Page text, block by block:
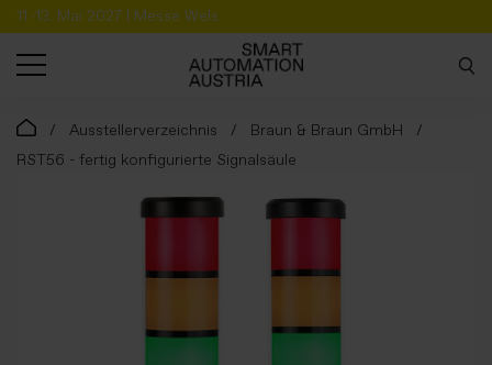
11.-13. Mai 2027 | Messe Wels
Ausstellerverzeichnis
Braun & Braun GmbH
RST56 - fertig konfigurierte Signalsäule